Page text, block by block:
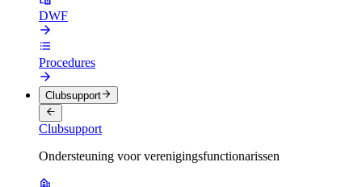
DWF
Procedures
Clubsupport
Clubsupport
Ondersteuning voor verenigingsfunctionarissen